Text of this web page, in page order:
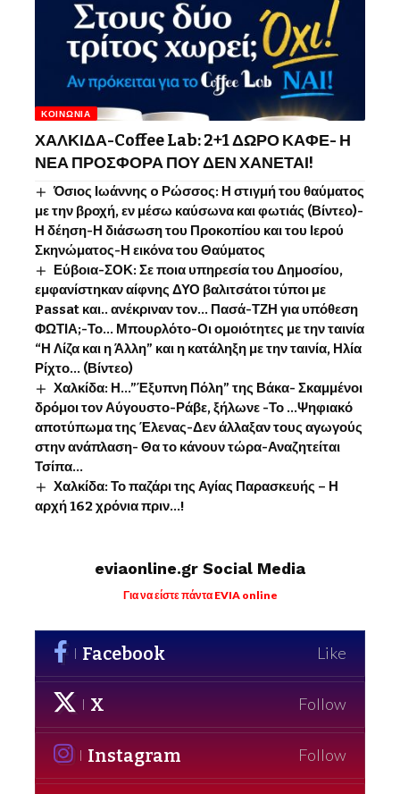
ΚΟΙΝΩΝΊΑ
ΧΑΛΚΙΔΑ-Coffee Lab: 2+1 ΔΩΡΟ ΚΑΦΕ- Η
ΝΕΑ ΠΡΟΣΦΟΡΑ ΠΟΥ ΔΕΝ ΧΑΝΕΤΑΙ!
Όσιος Ιωάννης o Ρώσσος: Η στιγμή του θαύματος
με την βροχή, εν μέσω καύσωνα και φωτιάς (Βίντεο)-
Η δέηση-Η διάσωση του Προκοπίου και του Ιερού
Σκηνώματος-Η εικόνα του Θαύματος
Εύβοια-ΣΟΚ: Σε ποια υπηρεσία του Δημοσίου,
εμφανίστηκαν αίφνης ΔΥΟ βαλιτσάτοι τύποι με
Passat και.. ανέκριναν τον… Πασά-ΤΖΗ για υπόθεση
ΦΩΤΙΑ;-Το… Μπουρλότο-Οι ομοιότητες με την ταινία
“Η Λίζα και η Άλλη” και η κατάληξη με την ταινία, Ηλία
Ρίχτο… (Βίντεο)
Χαλκίδα: Η…”Έξυπνη Πόλη” της Βάκα- Σκαμμένοι
δρόμοι τον Αύγουστο-Ράβε, ξήλωνε -Το …Ψηφιακό
αποτύπωμα της Έλενας-Δεν άλλαξαν τους αγωγούς
στην ανάπλαση- Θα το κάνουν τώρα-Αναζητείται
Τσίπα…
Χαλκίδα: Το παζάρι της Αγίας Παρασκευής – Η
αρχή 162 χρόνια πριν…!
eviaonline.gr Social Media
Για να είστε πάντα EVIA online
Facebook Like
X Follow
Instagram Follow